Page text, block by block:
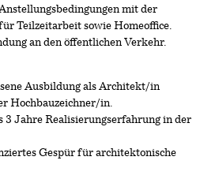
mit der
Teilzeitarbeit sowie Homeoffice.
an den öffentlichen Verkehr.
Ausbildung als Architekt/in
Hochbauzeichner/in.
3 Jahre Realisierungserfahrung in der
Gespür für architektonische